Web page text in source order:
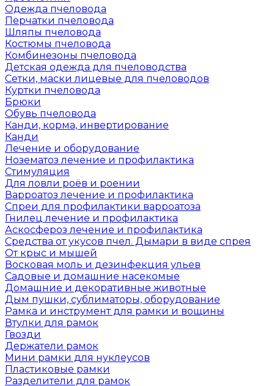
Одежда пчеловода
Перчатки пчеловода
Шляпы пчеловода
Костюмы пчеловода
Комбинезоны пчеловода
Детская одежда для пчеловодства
Сетки, маски лицевые для пчеловодов
Куртки пчеловода
Брюки
Обувь пчеловода
Канди, корма, инвертирование
Канди
Лечение и оборудование
Нозематоз лечение и профилактика
Стимуляция
Для ловли роёв и роении
Варроатоз лечение и профилактика
Спреи для профилактики варроатоза
Гнилец лечение и профилактика
Аскосфероз лечение и профилактика
Средства от укусов пчел. Дымари в виде спрея
От крыс и мышей
Восковая моль и дезинфекция ульев
Садовые и домашние насекомые
Домашние и декоративные животные
Дым пушки, сублиматоры, оборудование
Рамка и инструмент для рамки и вощины
Втулки для рамок
Гвозди
Держатели рамок
Мини рамки для нуклеусов
Пластиковые рамки
Разделители для рамок